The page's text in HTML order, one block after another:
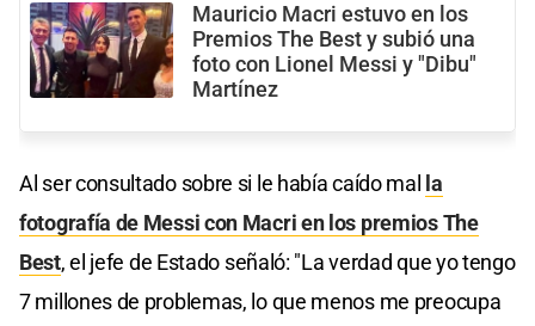
Mauricio Macri estuvo en los
Premios The Best y subió una
foto con Lionel Messi y "Dibu"
Martínez
Al ser consultado sobre si le había caído mal la
fotografía de Messi con Macri en los premios The
Best, el jefe de Estado señaló: "La verdad que yo tengo
7 millones de problemas, lo que menos me preocupa